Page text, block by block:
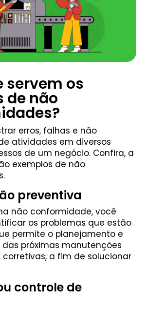
servem os
de não
erros, falhas e não
atividades em diversos
de um negócio. Confira, a
exemplos de não
preventiva
não conformidade, você
os problemas que estão
permite o planejamento e
próximas manutenções
corretivas, a fim de solucionar
controle de